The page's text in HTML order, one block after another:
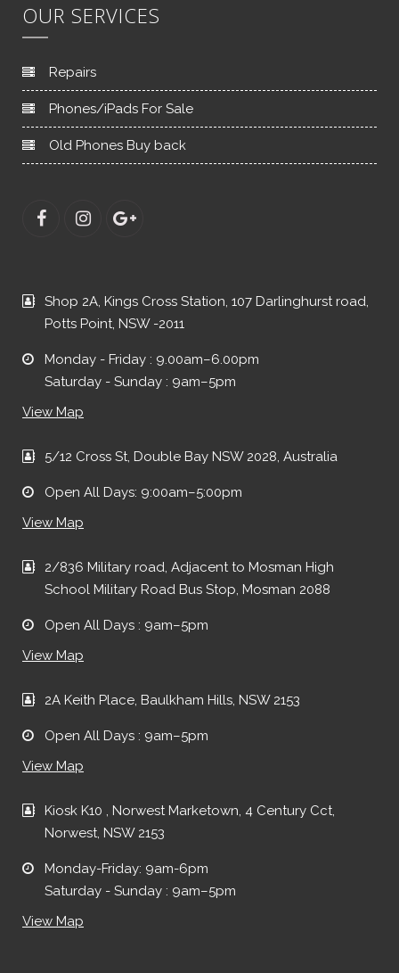
OUR SERVICES
Repairs
Phones/iPads For Sale
Old Phones Buy back
Shop 2A, Kings Cross Station, 107 Darlinghurst road,
Potts Point, NSW -2011
Monday - Friday : 9.00am–6.00pm
Saturday - Sunday : 9am–5pm
View Map
5/12 Cross St, Double Bay NSW 2028, Australia
Open All Days: 9:00am–5:00pm
View Map
2/836 Military road, Adjacent to Mosman High
School Military Road Bus Stop, Mosman 2088
Open All Days : 9am–5pm
View Map
2A Keith Place, Baulkham Hills, NSW 2153
Open All Days : 9am–5pm
View Map
Kiosk K10 , Norwest Marketown, 4 Century Cct,
Norwest, NSW 2153
Monday-Friday: 9am-6pm
Saturday - Sunday : 9am–5pm
View Map